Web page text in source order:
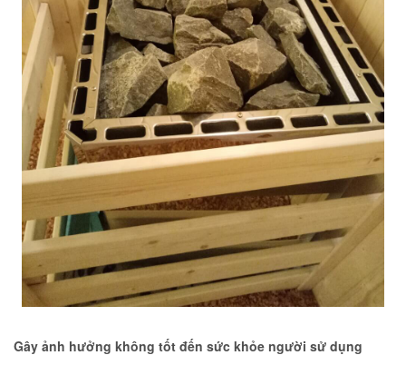
Gây ảnh hưởng không tốt đến sức khỏe người sử dụng